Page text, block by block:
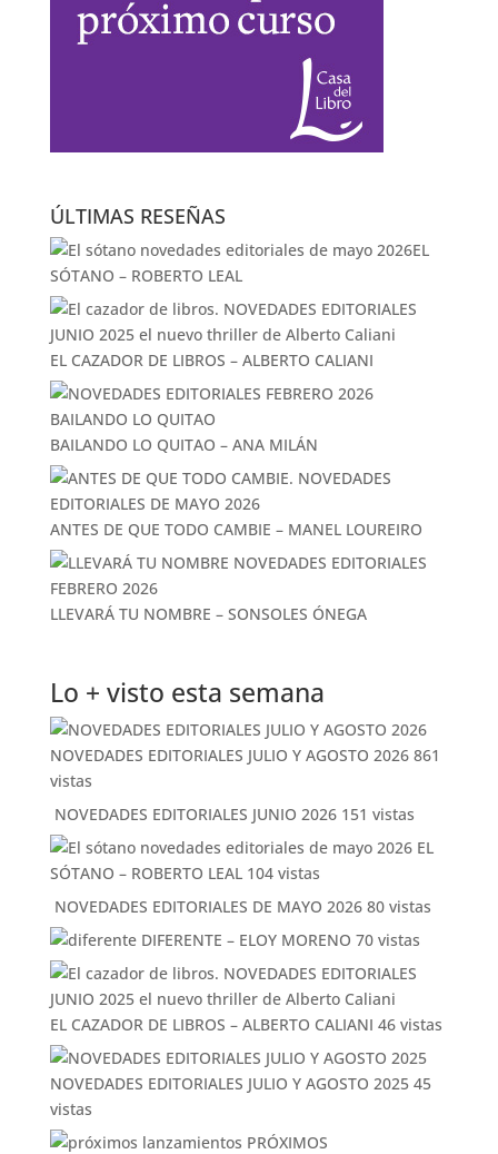
ÚLTIMAS RESEÑAS
EL
SÓTANO – ROBERTO LEAL
EL CAZADOR DE LIBROS – ALBERTO CALIANI
BAILANDO LO QUITAO – ANA MILÁN
ANTES DE QUE TODO CAMBIE – MANEL LOUREIRO
LLEVARÁ TU NOMBRE – SONSOLES ÓNEGA
Lo + visto esta semana
NOVEDADES EDITORIALES JULIO Y AGOSTO 2026 861
vistas
NOVEDADES EDITORIALES JUNIO 2026 151 vistas
EL
SÓTANO – ROBERTO LEAL 104 vistas
NOVEDADES EDITORIALES DE MAYO 2026 80 vistas
DIFERENTE – ELOY MORENO 70 vistas
EL CAZADOR DE LIBROS – ALBERTO CALIANI 46 vistas
NOVEDADES EDITORIALES JULIO Y AGOSTO 2025 45
vistas
PRÓXIMOS